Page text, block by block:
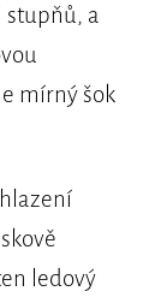
a
mírný šok
ledový